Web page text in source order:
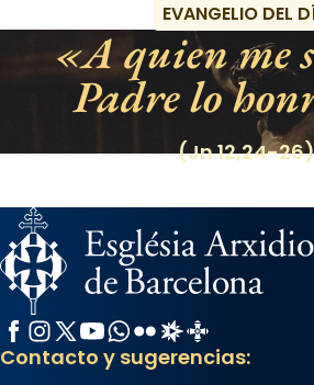
EVANGELIO DEL
A quien me
Padre lo
(Jn 12,24-26)
Facebook
Instagram
X / Twitter
YouTube
WhatsApp
FlickrRadio Estel
Catalunya
Contacto y sugerencias: